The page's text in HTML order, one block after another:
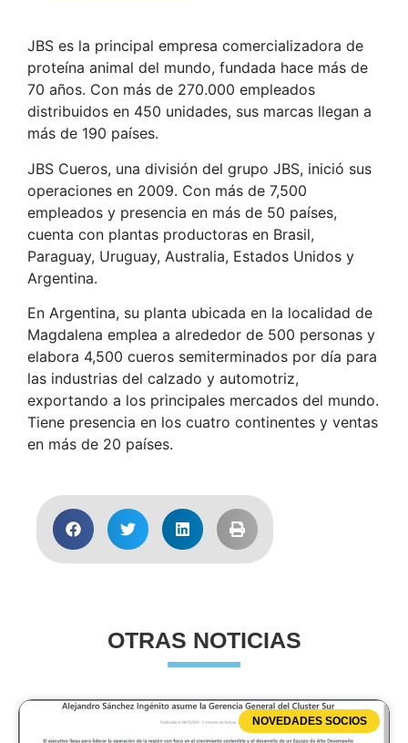
JBS es la principal empresa comercializadora de
proteína animal del mundo, fundada hace más de
70 años. Con más de 270.000 empleados
distribuidos en 450 unidades, sus marcas llegan a
más de 190 países.
JBS Cueros, una división del grupo JBS, inició sus
operaciones en 2009. Con más de 7,500
empleados y presencia en más de 50 países,
cuenta con plantas productoras en Brasil,
Paraguay, Uruguay, Australia, Estados Unidos y
Argentina.
En Argentina, su planta ubicada en la localidad de
Magdalena emplea a alrededor de 500 personas y
elabora 4,500 cueros semiterminados por día para
las industrias del calzado y automotriz,
exportando a los principales mercados del mundo.
Tiene presencia en los cuatro continentes y ventas
en más de 20 países.
OTRAS NOTICIAS
NOVEDADES SOCIOS